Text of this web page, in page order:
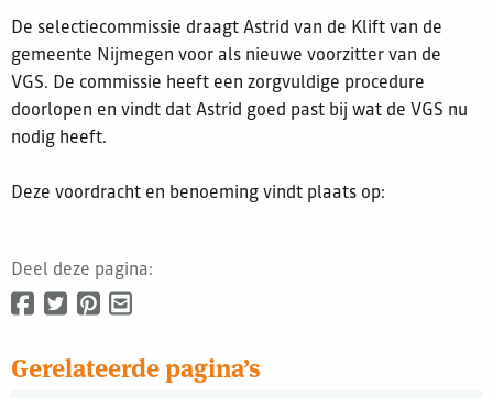
De selectiecommissie draagt Astrid van de Klift van de
gemeente Nijmegen voor als nieuwe voorzitter van de
VGS. De commissie heeft een zorgvuldige procedure
doorlopen en vindt dat Astrid goed past bij wat de VGS nu
nodig heeft.
Deze voordracht en benoeming vindt plaats op:
Deel deze pagina:
Gerelateerde pagina’s